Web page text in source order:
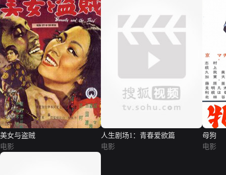
美女与盗贼
电影
人生剧场1：青春爱欲篇
电影
母狗
电影